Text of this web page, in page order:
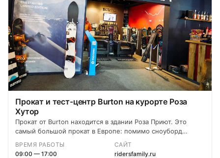
Прокат и тест-центр Burton на курорте Роза
Хутор
Прокат от Burton находится в здании Роза Приют. Это
самый большой прокат в Европе: помимо сноуборд
оборудования Burton в вашем распоряжении более
тысячи комплектов горнолыжного снаряжения.
ВРЕМЯ РАБОТЫ
09:00 — 17:00
САЙТ
ridersfamily.ru